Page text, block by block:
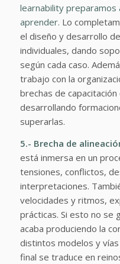
learnability preparamos
aprender. Lo
el diseño y desarrollo
individuales, dando
según cada caso.
trabajo con la
brechas de
desarrollando
superarlas.
5.- Brecha de
está inmersa en un
tensiones, conflictos,
interpretaciones.
velocidades y ritmos,
prácticas. Si esto no se
acaba produciendo la
distintos modelos y
final se traduce en